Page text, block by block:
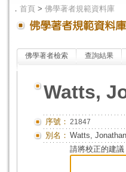
． 首頁 > 佛學著者規範資料庫
佛學著者檢索 查詢結果
Watts,
序號： 21847
別名： Watts,
請將校正的建